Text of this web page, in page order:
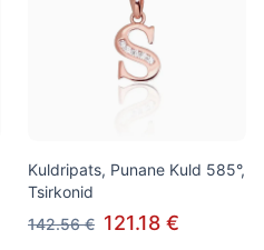
Kuldripats, Punane Kuld 585°,
Tsirkonid
142.56 € 121.18 €